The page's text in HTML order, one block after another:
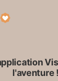
l'aventure !